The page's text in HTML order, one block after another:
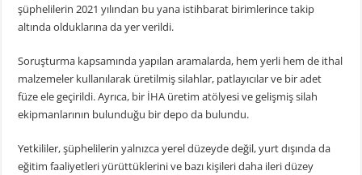
şüphelilerin 2021 yılından bu yana istihbarat birimlerince takip
altında olduklarına da yer verildi.
Soruşturma kapsamında yapılan aramalarda, hem yerli hem de ithal
malzemeler kullanılarak üretilmiş silahlar, patlayıcılar ve bir adet
füze ele geçirildi. Ayrıca, bir İHA üretim atölyesi ve gelişmiş silah
ekipmanlarının bulunduğu bir depo da bulundu.
Yetkililer, şüphelilerin yalnızca yerel düzeyde değil, yurt dışında da
eğitim faaliyetleri yürüttüklerini ve bazı kişileri daha ileri düzey